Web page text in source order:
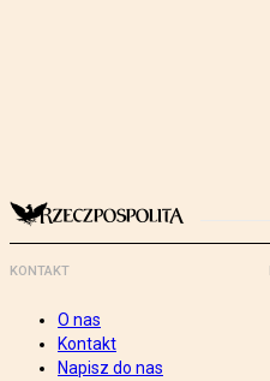
KONTAKT
O nas
Kontakt
Napisz do nas